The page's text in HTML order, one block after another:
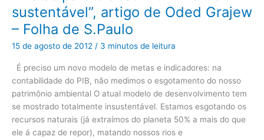
sustentável”, artigo de Oded Grajew
– Folha de S.Paulo
15 de agosto de 2012 / 3 minutos de leitura
É preciso um novo modelo de metas e indicadores: na
contabilidade do PIB, não medimos o esgotamento do nosso
patrimônio ambiental O atual modelo de desenvolvimento tem
se mostrado totalmente insustentável. Estamos esgotando os
recursos naturais (já extraímos do planeta 50% a mais do que
ele á capaz de repor), matando nossos rios e
desenvolvimento
sustentável”,
artigo
de
Oded
Grajew
Folha
de
S.Paulo